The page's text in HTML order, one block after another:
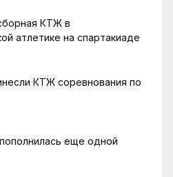
КТЖ в
атлетике на спартакиаде
КТЖ соревнования по
еще одной